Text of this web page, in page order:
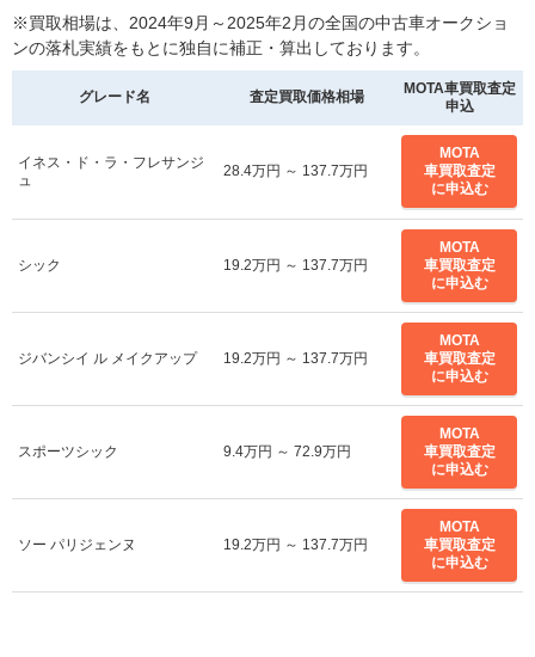
※買取相場は、2024年9月～2025年2月の全国の中古車オークショ
ンの落札実績をもとに独自に補正・算出しております。
グレード名 査定買取価格相場
MOTA車買取査定
申込
イネス・ド・ラ・フレサンジ
ュ
28.4万円 ～ 137.7万円
MOTA
車買取査定
に申込む
シック 19.2万円 ～ 137.7万円
MOTA
車買取査定
に申込む
ジバンシイ ル メイクアップ 19.2万円 ～ 137.7万円
MOTA
車買取査定
に申込む
スポーツシック 9.4万円 ～ 72.9万円
MOTA
車買取査定
に申込む
ソー パリジェンヌ 19.2万円 ～ 137.7万円
MOTA
車買取査定
に申込む